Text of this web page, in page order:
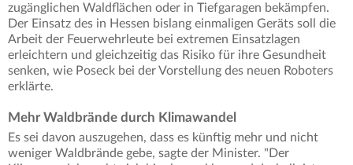
zugänglichen Waldflächen oder in Tiefgaragen bekämpfen.
Der Einsatz des in Hessen bislang einmaligen Geräts soll die
Arbeit der Feuerwehrleute bei extremen Einsatzlagen
erleichtern und gleichzeitig das Risiko für ihre Gesundheit
senken, wie Poseck bei der Vorstellung des neuen Roboters
erklärte.
Mehr Waldbrände durch Klimawandel
Es sei davon auszugehen, dass es künftig mehr und nicht
weniger Waldbrände gebe, sagte der Minister. "Der